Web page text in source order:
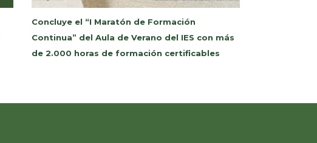
Concluye el “I Maratón de Formación
Continua” del Aula de Verano del IES con más
de 2.000 horas de formación certificables